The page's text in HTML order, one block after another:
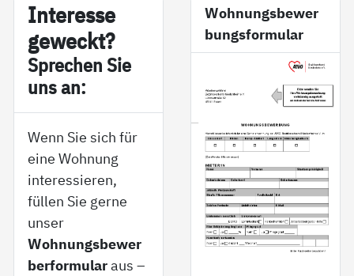
In­ter­es­se
ge­weckt?
Sp­re­chen Sie
uns an:
Wenn Sie sich für
eine Wohnung
interessieren,
füllen Sie gerne
unser
Wohnungsbewer
berformularaus –
Wohnungsbewer
bungsformular